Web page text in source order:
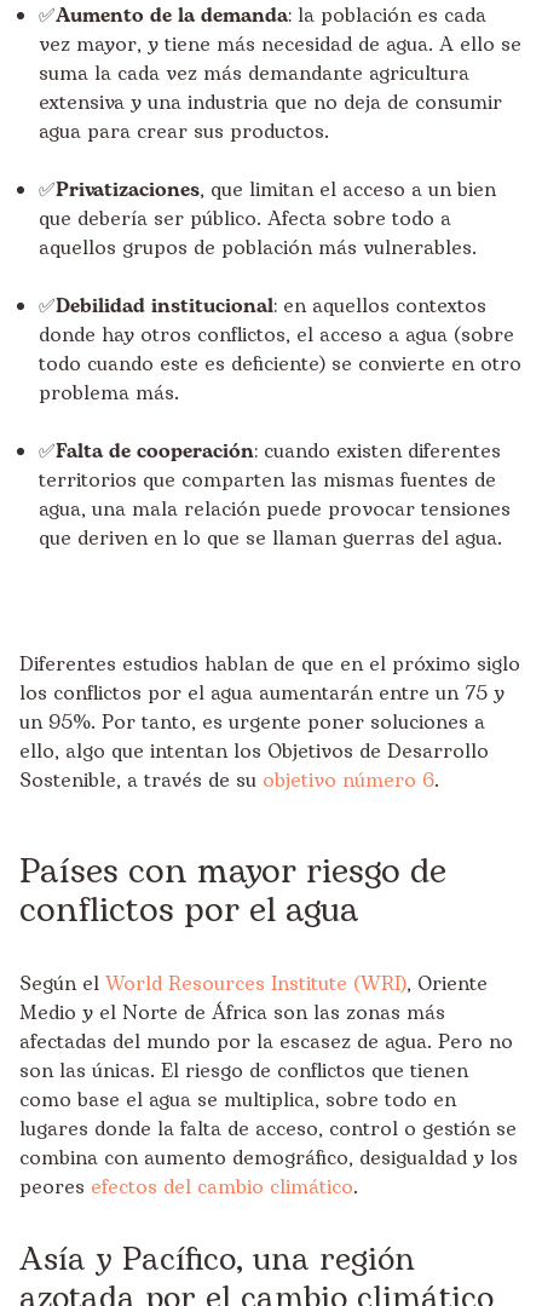
✅Aumento de la demanda: la población es cada
vez mayor, y tiene más necesidad de agua. A ello se
suma la cada vez más demandante agricultura
extensiva y una industria que no deja de consumir
agua para crear sus productos.
✅Privatizaciones, que limitan el acceso a un bien
que debería ser público. Afecta sobre todo a
aquellos grupos de población más vulnerables.
✅Debilidad institucional: en aquellos contextos
donde hay otros conflictos, el acceso a agua (sobre
todo cuando este es deficiente) se convierte en otro
problema más.
✅Falta de cooperación: cuando existen diferentes
territorios que comparten las mismas fuentes de
agua, una mala relación puede provocar tensiones
que deriven en lo que se llaman guerras del agua.
Diferentes estudios hablan de que en el próximo siglo
los conflictos por el agua aumentarán entre un 75 y
un 95%. Por tanto, es urgente poner soluciones a
ello, algo que intentan los Objetivos de Desarrollo
Sostenible, a través de su objetivo número 6.
Países con mayor riesgo de
conflictos por el agua
Según el World Resources Institute (WRI), Oriente
Medio y el Norte de África son las zonas más
afectadas del mundo por la escasez de agua. Pero no
son las únicas. El riesgo de conflictos que tienen
como base el agua se multiplica, sobre todo en
lugares donde la falta de acceso, control o gestión se
combina con aumento demográfico, desigualdad y los
peores efectos del cambio climático.
Asía y Pacífico, una región